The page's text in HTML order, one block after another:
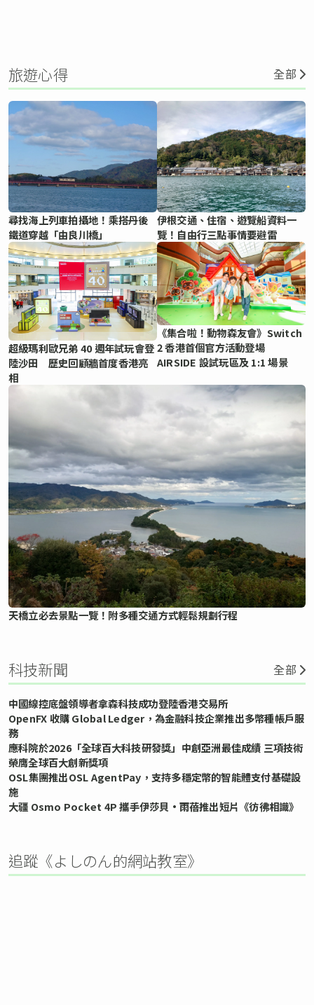
旅遊心得 全部
尋找海上列車拍攝地！乘搭丹後
鐵道穿越「由良川橋」
伊根交通、住宿、遊覽船資料一
覽！自由行三點事情要避雷
超級瑪利歐兄弟 40 週年試玩會登
陸沙田 歷史回顧牆首度香港亮
相
《集合啦！動物森友會》Switch
2 香港首個官方活動登場
AIRSIDE 設試玩區及 1:1 場景
天橋立必去景點一覽！附多種交通方式輕鬆規劃行程
科技新聞 全部
中國線控底盤領導者拿森科技成功登陸香港交易所
OpenFX 收購 Global Ledger，為金融科技企業推出多幣種帳戶服
務
應科院於2026「全球百大科技研發獎」中創亞洲最佳成績 三項技術
榮膺全球百大創新獎項
OSL集團推出OSL AgentPay，支持多穩定幣的智能體支付基礎設
施
大疆 Osmo Pocket 4P 攜手伊莎貝•雨蓓推出短片《彷彿相識》
追蹤《よしのん的網站教室》